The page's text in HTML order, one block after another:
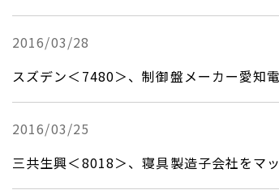
2016/03/28
スズデン＜7480＞、制御盤メーカー愛知
2016/03/25
三共生興＜8018＞、寝具製造子会社をマ